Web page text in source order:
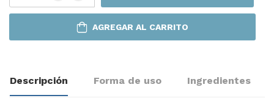
AGREGAR AL CARRITO
Descripción Forma de uso Ingredientes